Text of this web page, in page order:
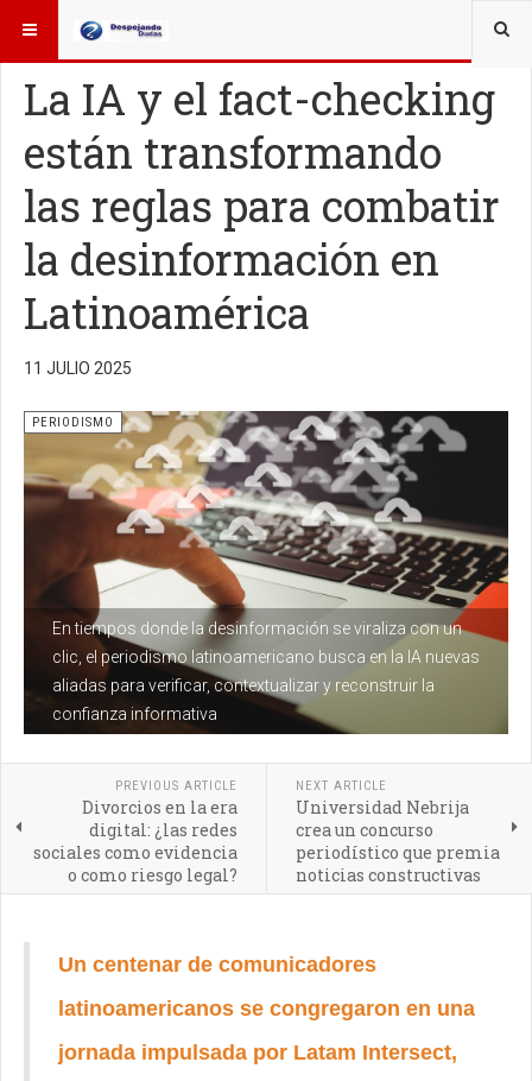
ESTÁ AQUÍ: OTROS TEMAS
La IA y el fact-checking
están transformando
las reglas para combatir
la desinformación en
Latinoamérica
11 JULIO 2025
En tiempos donde la desinformación se viraliza con un
clic, el periodismo latinoamericano busca en la IA nuevas
aliadas para verificar, contextualizar y reconstruir la
confianza informativa
PERIODISMO
PREVIOUS ARTICLE
Divorcios en la era
digital: ¿las redes
sociales como evidencia
o como riesgo legal?
NEXT ARTICLE
Universidad Nebrija
crea un concurso
periodístico que premia
noticias constructivas
Un centenar de comunicadores
latinoamericanos se congregaron en una
jornada impulsada por Latam Intersect,